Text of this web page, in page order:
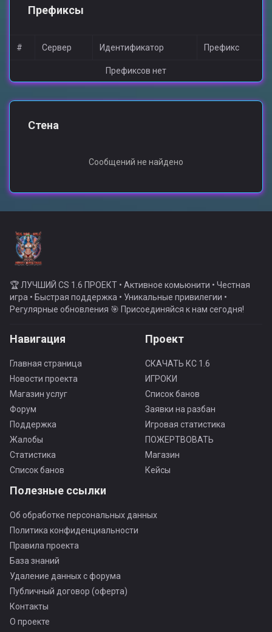
Префиксы
# Сервер Идентификатор Префикс
Префиксов нет
Стена
Сообщений не найдено
🏆 ЛУЧШИЙ CS 1.6 ПРОЕКТ • Активное комьюнити • Честная
игра • Быстрая поддержка • Уникальные привилегии •
Регулярные обновления 🎯 Присоединяйся к нам сегодня!
Навигация
Главная страница
Новости проекта
Магазин услуг
Форум
Поддержка
Жалобы
Статистика
Список банов
Проект
СКАЧАТЬ КС 1.6
ИГРОКИ
Список банов
Заявки на разбан
Игровая статистика
ПОЖЕРТВОВАТЬ
Магазин
Кейсы
Полезные ссылки
Об обработке персональных данных
Политика конфиденциальности
Правила проекта
База знаний
Удаление данных с форума
Публичный договор (оферта)
Контакты
О проекте